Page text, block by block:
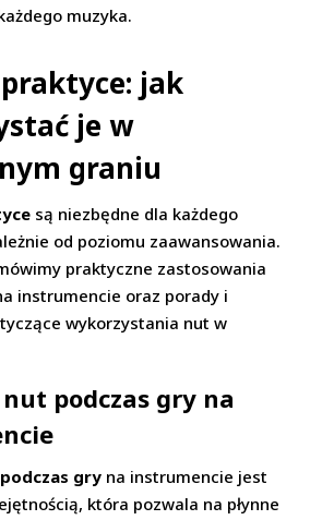
muzyka.
jak
je w
graniu
są niezbędne dla każdego
od poziomu zaawansowania.
praktyczne zastosowania
instrumencie oraz porady i
wykorzystania nut w
podczas gry na
gry na instrumencie jest
która pozwala na płynne